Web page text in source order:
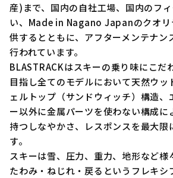
産)まで、国内の自社工場、国内のフ
い、Made in Nagano Japanのクオリ
供するとともに、アフターメンテナン
行われています。
BLASTRACKはスキーの乗り味にこだ
目指し全てのモデルにおいて天然ウッ
ェルトップ（サンドウィッチ）構造、
ー以外に金属パーツを使わない構成に
持つしなやかさ、レスポンスを最大限
す。
スキーは雪、圧力、重力、地形など様
たわみ・ねじれ・戻るというフレキシ